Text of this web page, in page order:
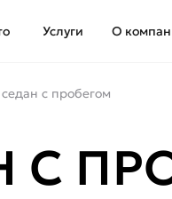
Услуги О
с пробегом
С